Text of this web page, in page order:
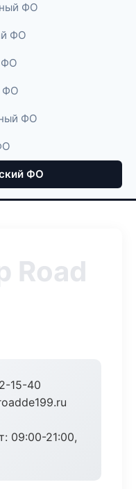
ФО
ФО
ФО
ФО
ФО
ФО
Road
15-40
09:00-21:00,